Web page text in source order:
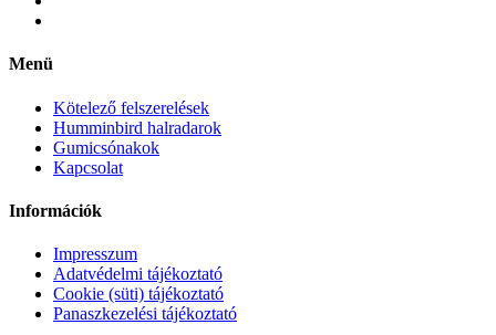
Menü
Kötelező felszerelések
Humminbird halradarok
Gumicsónakok
Kapcsolat
Információk
Impresszum
Adatvédelmi tájékoztató
Cookie (süti) tájékoztató
Panaszkezelési tájékoztató